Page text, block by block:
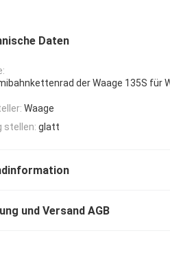
Daten
der Waage 135S für
Waage
stellen: glatt
und Versand AGB